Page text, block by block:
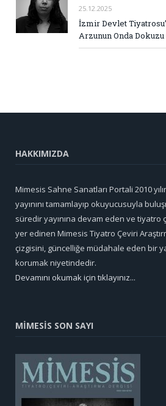
25.12.2025
İzmir Devlet
Arzunun Onda Dokuzu
HAKKIMIZDA
Mimesis Sahne Sanatları Portali 2010
yayınını tamamlayıp okuyucusuyla
süredir yayınına devam eden ve tiyatro
yer edinen Mimesis Tiyatro Çeviri
çizgisini, güncelliğe müdahale eden bir
korumak niyetindedir.
Devamını okumak için tıklayınız...
MİMESİS SON SAYI